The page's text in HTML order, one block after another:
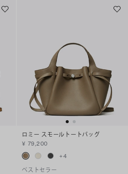
ロミー スモールトートバッグ
¥ 79,200
+4
ベストセラー